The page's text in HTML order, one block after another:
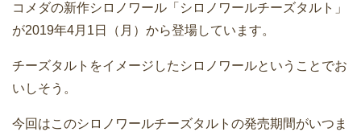
コメダの新作シロノワール「シロノワールチーズタルト」
が2019年4月1日（月）から登場しています。
チーズタルトをイメージしたシロノワールということでお
いしそう。
今回はこのシロノワールチーズタルトの発売期間がいつま